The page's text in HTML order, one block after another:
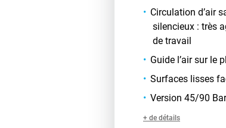
Circulation d’air
silencieux : très
de travail
Guide l’air sur le
Surfaces lisses
Version 45/90
+ de détails